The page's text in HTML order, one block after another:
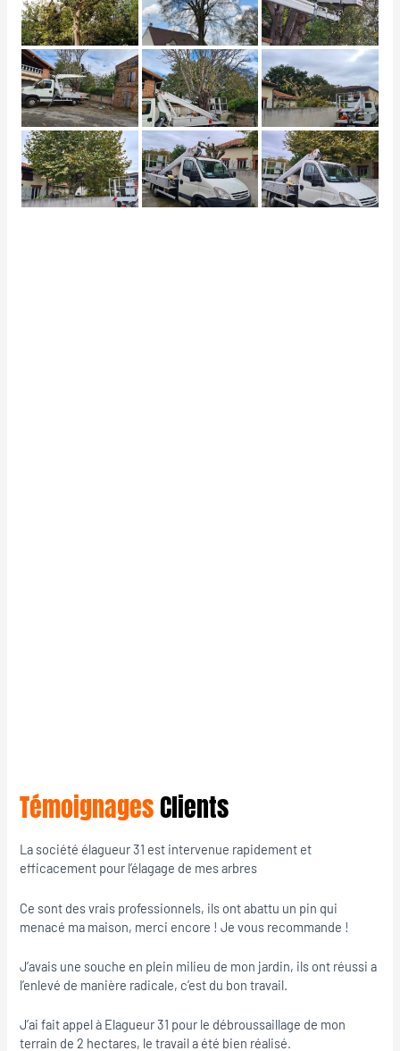
TémoignagesClients
La société élagueur 31 est intervenue rapidement et
efficacement pour l’élagage de mes arbres
Ce sont des vrais professionnels, ils ont abattu un pin qui
menacé ma maison, merci encore ! Je vous recommande !
J’avais une souche en plein milieu de mon jardin, ils ont réussi a
l’enlevé de manière radicale, c’est du bon travail.
J’ai fait appel à Elagueur 31 pour le débroussaillage de mon
terrain de 2 hectares, le travail a été bien réalisé.